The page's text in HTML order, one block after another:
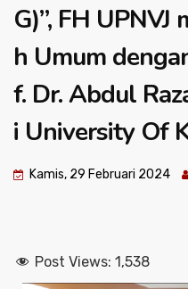
G)”, FH
h Umum
f. Dr. Abdul
i University Of
Kamis, 29 Februari 2024
Post Views: 1,538